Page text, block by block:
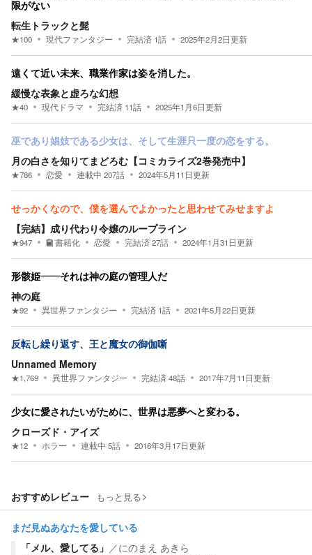
限がない
転生トラックと髭
★100 現代ファンタジー 完結済 1話 2025年2月2日更新
遠くて近い未来、職業作家は姿を消した。
緩慢な表象と虚ろな幻想
★40 現代ドラマ 完結済 11話 2025年1月6日更新
巫であり娼妓である少女は、そして生涯只一度の恋をする。
月の白さを知りてまどろむ【コミカライズ2巻発売中】
★786 恋愛 連載中 207話 2024年5月11日更新
せっかくなので、僕を選んでよかったと思わせてみせますよ
【完結】成り代わり令嬢のループライン
★947 書籍化 恋愛 完結済 27話 2024年1月31日更新
形骸姫――それは神の庭の管理人だ
神の庭
★92 異世界ファンタジー 完結済 1話 2021年5月22日更新
反転し繰り返す、王と魔女の御伽噺
Unnamed Memory
★1,769 異世界ファンタジー 完結済48話 2017年7月11日更新
少女に愛されたいがために、世界は悪夢へと変わる。
クローズド・アイズ
★12 ホラー 連載中 5話 2016年3月17日更新
おすすめレビュー もっと見る
まだ見ぬあなたを愛している
「メル、愛してる」 ／にのまえ あきら